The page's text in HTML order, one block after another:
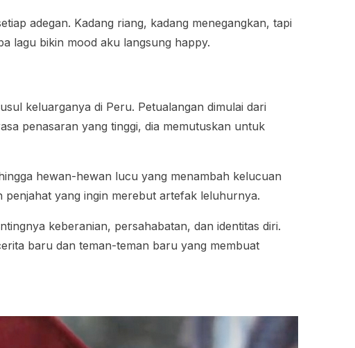
adegan. Kadang riang, kadang menegangkan, tapi
lagu bikin mood aku langsung happy.
keluarganya di Peru. Petualangan dimulai dari
penasaran yang tinggi, dia memutuskan untuk
hewan-hewan lucu yang menambah kelucuan
penjahat yang ingin merebut artefak leluhurnya.
keberanian, persahabatan, dan identitas diri.
baru dan teman-teman baru yang membuat